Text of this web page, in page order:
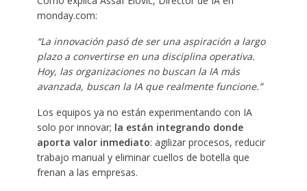
monday.com:
“La innovación pasó de ser una aspiración a largo
plazo a convertirse en una disciplina operativa.
Hoy, las organizaciones no buscan la IA más
avanzada, buscan la IA que realmente funcione.”
Los equipos ya no están experimentando con IA
solo por innovar; la están integrando donde
aporta valor inmediato: agilizar procesos, reducir
trabajo manual y eliminar cuellos de botella que
frenan a las empresas.